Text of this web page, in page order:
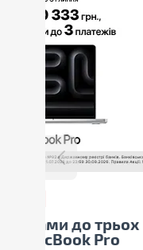
Даруємо